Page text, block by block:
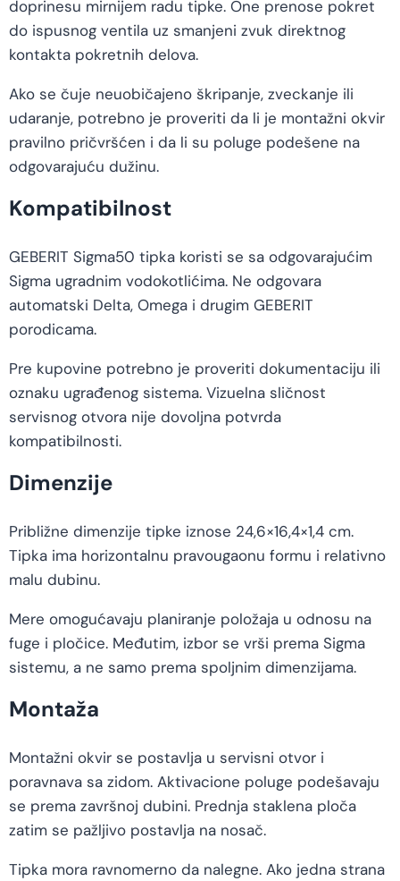
doprinesu mirnijem radu tipke. One prenose pokret
do ispusnog ventila uz smanjeni zvuk direktnog
kontakta pokretnih delova.
Ako se čuje neuobičajeno škripanje, zveckanje ili
udaranje, potrebno je proveriti da li je montažni okvir
pravilno pričvršćen i da li su poluge podešene na
odgovarajuću dužinu.
Kompatibilnost
GEBERIT Sigma50 tipka koristi se sa odgovarajućim
Sigma ugradnim vodokotlićima. Ne odgovara
automatski Delta, Omega i drugim GEBERIT
porodicama.
Pre kupovine potrebno je proveriti dokumentaciju ili
oznaku ugrađenog sistema. Vizuelna sličnost
servisnog otvora nije dovoljna potvrda
kompatibilnosti.
Dimenzije
Približne dimenzije tipke iznose 24,6×16,4×1,4 cm.
Tipka ima horizontalnu pravougaonu formu i relativno
malu dubinu.
Mere omogućavaju planiranje položaja u odnosu na
fuge i pločice. Međutim, izbor se vrši prema Sigma
sistemu, a ne samo prema spoljnim dimenzijama.
Montaža
Montažni okvir se postavlja u servisni otvor i
poravnava sa zidom. Aktivacione poluge podešavaju
se prema završnoj dubini. Prednja staklena ploča
zatim se pažljivo postavlja na nosač.
Tipka mora ravnomerno da nalegne. Ako jedna strana